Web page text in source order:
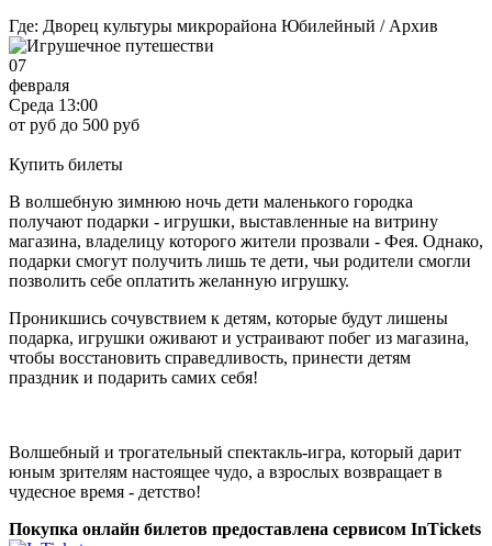
Где: Дворец культуры микрорайона Юбилейный / Архив
07
февраля
Среда 13:00
от руб до 500 руб
Купить билеты
В волшебную зимнюю ночь дети маленького городка
получают подарки - игрушки, выставленные на витрину
магазина, владелицу которого жители прозвали - Фея. Однако,
подарки смогут получить лишь те дети, чьи родители смогли
позволить себе оплатить желанную игрушку.
Проникшись сочувствием к детям, которые будут лишены
подарка, игрушки оживают и устраивают побег из магазина,
чтобы восстановить справедливость, принести детям
праздник и подарить самих себя!
Волшебный и трогательный спектакль-игра, который дарит
юным зрителям настоящее чудо, а взрослых возвращает в
чудесное время - детство!
Покупка онлайн билетов предоставлена сервисом InTickets